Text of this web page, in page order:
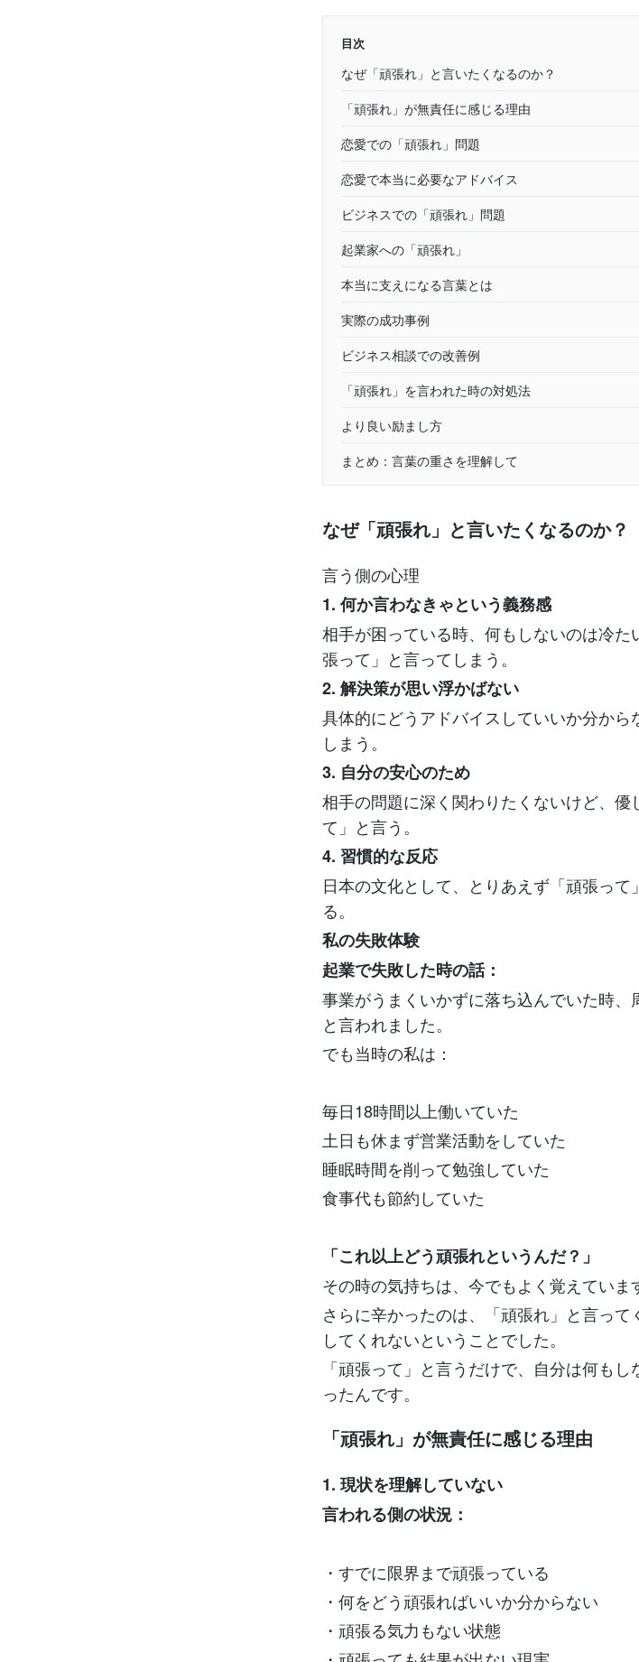
目次
なぜ「頑張れ」と言いたくなるのか？
「頑張れ」が無責任に感じる理由
恋愛での「頑張れ」問題
恋愛で本当に必要なアドバイス
ビジネスでの「頑張れ」問題
起業家への「頑張れ」
本当に支えになる言葉とは
実際の成功事例
ビジネス相談での改善例
「頑張れ」を言われた時の対処法
より良い励まし方
まとめ：言葉の重さを理解して
なぜ「頑張れ」と言いたくなるのか？
言う側の心理
1. 何か言わなきゃという義務感
相手が困っている時、何もしないのは冷
張って」と言ってしまう。
2. 解決策が思い浮かばない
具体的にどうアドバイスしていいか分か
しまう。
3. 自分の安心のため
相手の問題に深く関わりたくないけど、
て」と言う。
4. 習慣的な反応
日本の文化として、とりあえず「頑張っ
る。
私の失敗体験
起業で失敗した時の話：
事業がうまくいかずに落ち込んでいた時、
と言われました。
でも当時の私は：
毎日18時間以上働いていた
土日も休まず営業活動をしていた
睡眠時間を削って勉強していた
食事代も節約していた
「これ以上どう頑張れというんだ？」
その時の気持ちは、今でもよく覚えていま
さらに辛かったのは、「頑張れ」と言っ
してくれないということでした。
「頑張って」と言うだけで、自分は何も
ったんです。
「頑張れ」が無責任に感じる理由
1. 現状を理解していない
言われる側の状況：
・すでに限界まで頑張っている
・何をどう頑張ればいいか分からない
・頑張る気力もない状態